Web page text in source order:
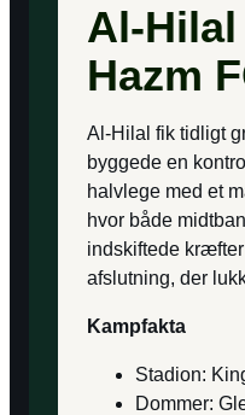
Al-Hilal
Hazm
Al-Hilal fik tidligt
byggede en
halvlege med et
hvor både
indskiftede
afslutning, der
Kampfakta
Stadion:
Dommer: